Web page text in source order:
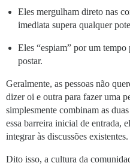
Eles mergulham direto nas
imediata supera qualquer
Eles “espiam” por um
postar.
Geralmente, as pessoas não
dizer oi e outra para fazer uma
simplesmente combinam as
essa barreira inicial de entrada,
integrar às discussões existentes.
Dito isso, a cultura da